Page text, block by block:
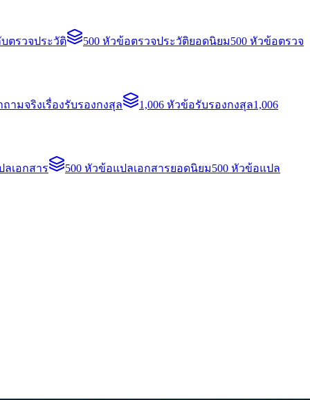
ตรวจประวัติ 500 หัวข้อตรวจประวัติยอดนิยม500 หัวข้อตรวจ
ถามจริงเรื่องรับรองกงสุล 1,006 หัวข้อรับรองกงสุล1,006
ลเอกสาร 500 หัวข้อแปลเอกสารยอดนิยม500 หัวข้อแปล